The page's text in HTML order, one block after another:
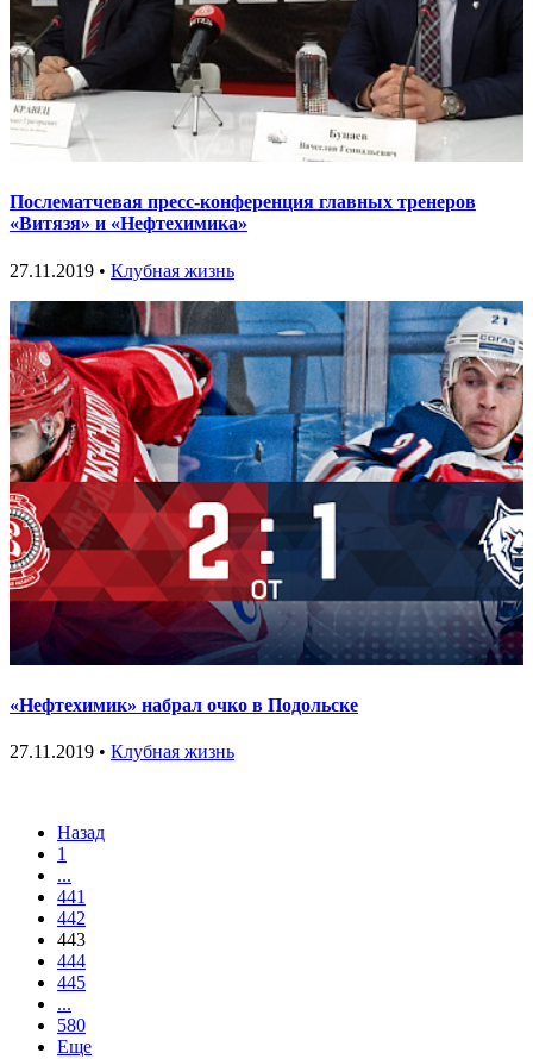
Послематчевая пресс-конференция главных тренеров
«Витязя» и «Нефтехимика»
27.11.2019 • Клубная жизнь
«Нефтехимик» набрал очко в Подольске
27.11.2019 • Клубная жизнь
Назад
1
...
441
442
443
444
445
...
580
Еще